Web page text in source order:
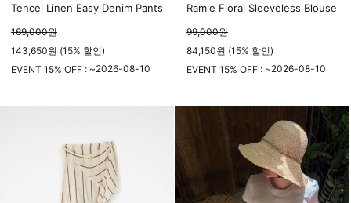
Tencel Linen Easy Denim Pants
169,000원
143,650원 (15% 할인)
EVENT 15% OFF : ~2026-08-10
Ramie Floral Sleeveless Blouse
99,000원
84,150원 (15% 할인)
EVENT 15% OFF : ~2026-08-10